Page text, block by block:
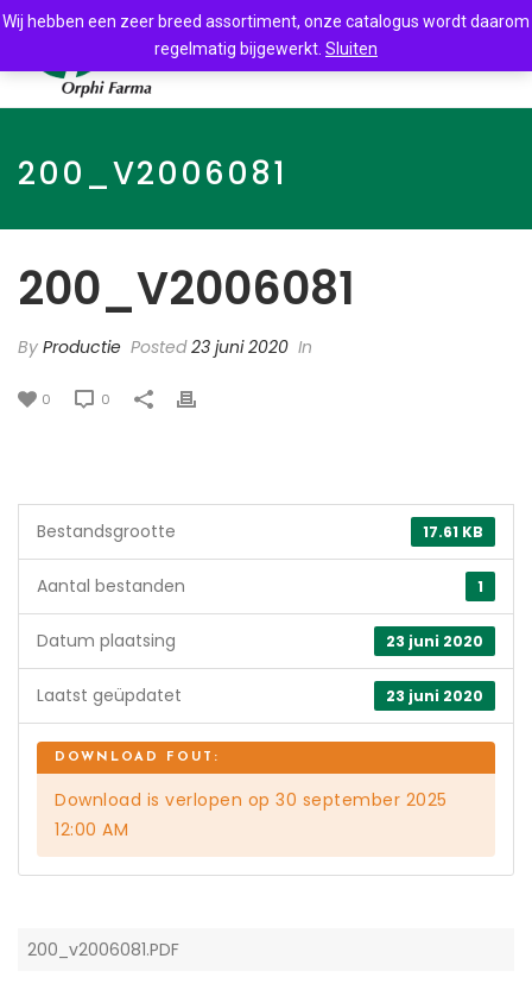
200_V2006081
200_V2006081
By Productie Posted23 juni 2020 In
0 0
17.61 KB
Bestandsgrootte
1
Aantal bestanden
23 juni 2020
Datum plaatsing
23 juni 2020
Laatst geüpdatet
Download is verlopen op 30 september 2025
12:00 AM
200_v2006081.PDF
Wij hebben een zeer breed assortiment, onze catalogus wordt daarom
regelmatig bijgewerkt. Sluiten